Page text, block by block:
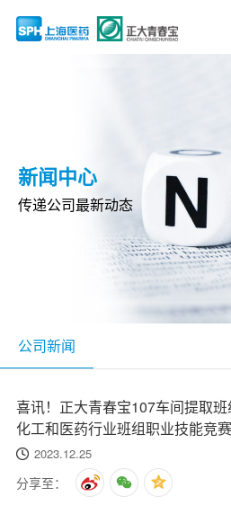
新闻中心
传递公司最新动态
公司新闻
喜讯！正大青春宝107车间提取班
化工和医药行业班组职业技能竞
2023.12.25
分享至：